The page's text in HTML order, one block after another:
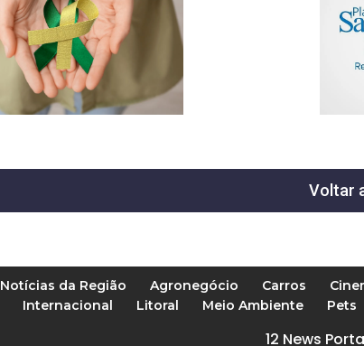
Voltar
Notícias da Região Agronegócio Carros
Internacional Litoral Meio Ambiente Pets
12 News